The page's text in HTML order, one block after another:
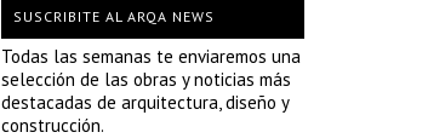
SUSCRIBITE AL ARQA NEWS
Todas las semanas te enviaremos una
selección de las obras y noticias más
destacadas de arquitectura, diseño y
construcción.